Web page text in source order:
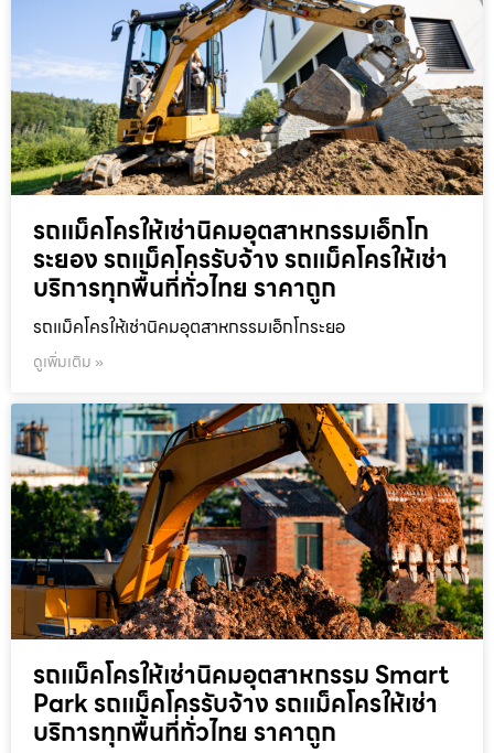
รถแม็คโครให้เช่านิคมอุตสาหกรรมเอ็กโก
ระยอง รถแม็คโครรับจ้าง รถแม็คโครให้เช่า
บริการทุกพื้นที่ทั่วไทย ราคาถูก
รถแม็คโครให้เช่านิคมอุตสาหกรรมเอ็กโกระยอ
ดูเพิ่มเติม »
รถแม็คโครให้เช่านิคมอุตสาหกรรม Smart
Park รถแม็คโครรับจ้าง รถแม็คโครให้เช่า
บริการทุกพื้นที่ทั่วไทย ราคาถูก